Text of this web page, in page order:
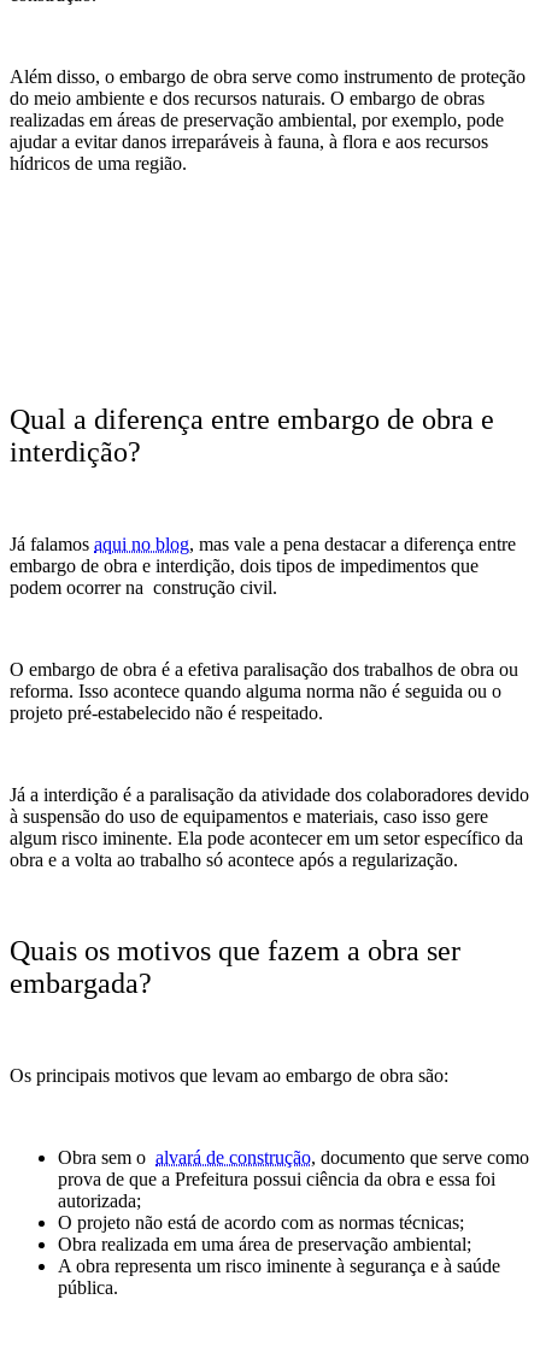
Além disso, o embargo de obra serve como instrumento de proteção
do meio ambiente e dos recursos naturais. O embargo de obras
realizadas em áreas de preservação ambiental, por exemplo, pode
ajudar a evitar danos irreparáveis à fauna, à flora e aos recursos
hídricos de uma região.
Qual a diferença entre embargo de obra e
interdição?
Já falamos aqui no blog, mas vale a pena destacar a diferença entre
embargo de obra e interdição, dois tipos de impedimentos que
podem ocorrer na construção civil.
O embargo de obra é a efetiva paralisação dos trabalhos de obra ou
reforma. Isso acontece quando alguma norma não é seguida ou o
projeto pré-estabelecido não é respeitado.
Já a interdição é a paralisação da atividade dos colaboradores devido
à suspensão do uso de equipamentos e materiais, caso isso gere
algum risco iminente. Ela pode acontecer em um setor específico da
obra e a volta ao trabalho só acontece após a regularização.
Quais os motivos que fazem a obra ser
embargada?
Os principais motivos que levam ao embargo de obra são:
Obra sem o alvará de construção, documento que serve como
prova de que a Prefeitura possui ciência da obra e essa foi
autorizada;
O projeto não está de acordo com as normas técnicas;
Obra realizada em uma área de preservação ambiental;
A obra representa um risco iminente à segurança e à saúde
pública.